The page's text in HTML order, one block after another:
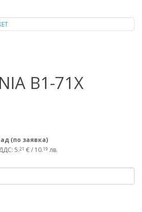
B1-71X
(по заявка)
5.21 € / 10.19 лв.